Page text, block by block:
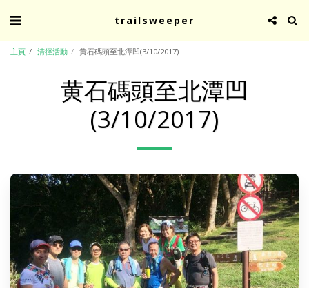
trailsweeper
主頁 清徑活動 黄石碼頭至北潭凹(3/10/2017)
黄石碼頭至北潭凹
(3/10/2017)